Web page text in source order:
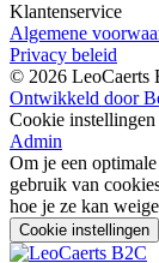
Klantenservice
Algemene
Privacy beleid
© 2026 LeoCaerts
Ontwikkeld door
Cookie instellingen
Admin
Om je een
gebruik van
hoe je ze kan
Cookie instellingen